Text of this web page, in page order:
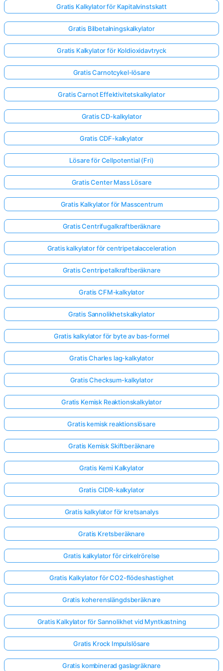
Gratis Kalkylator för Kapitalvinstskatt
Gratis Bilbetalningskalkylator
Gratis Kalkylator för Koldioxidavtryck
Gratis Carnotcykel-lösare
Gratis Carnot Effektivitetskalkylator
Gratis CD-kalkylator
Gratis CDF-kalkylator
Lösare för Cellpotential (Fri)
Gratis Center Mass Lösare
Gratis Kalkylator för Masscentrum
Gratis Centrifugalkraftberäknare
Gratis kalkylator för centripetalacceleration
Gratis Centripetalkraftberäknare
Gratis CFM-kalkylator
Gratis Sannolikhetskalkylator
Gratis kalkylator för byte av bas-formel
Gratis Charles lag-kalkylator
Gratis Checksum-kalkylator
Gratis Kemisk Reaktionskalkylator
Gratis kemisk reaktionslösare
Gratis Kemisk Skiftberäknare
Gratis Kemi Kalkylator
Gratis CIDR-kalkylator
Gratis kalkylator för kretsanalys
Gratis Kretsberäknare
Gratis kalkylator för cirkelrörelse
Gratis Kalkylator för CO2-flödeshastighet
Gratis koherenslängdsberäknare
Gratis Kalkylator för Sannolikhet vid Myntkastning
Gratis Krock Impulslösare
Gratis kombinerad gaslagräknare